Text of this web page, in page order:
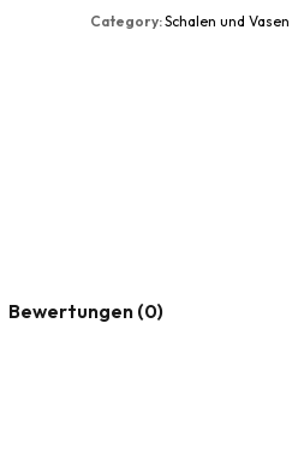
Category:Schalen und Vasen
Bewertungen (0)